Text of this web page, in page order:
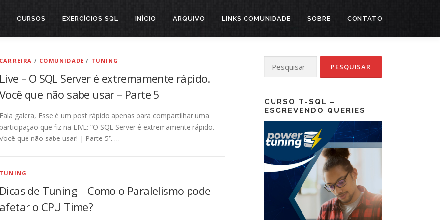
CURSOS EXERCÍCIOS SQL INÍCIO ARQUIVO LINKS COMUNIDADE SOBRE CONTATO
CARREIRA / COMUNIDADE / TUNING
Live – O SQL Server é extremamente rápido.
Você que não sabe usar – Parte 5
Fala galera, Esse é um post rápido apenas para compartilhar uma
participação que fiz na LIVE: “O SQL Server é extremamente rápido.
Você que não sabe usar! | Parte 5”. …
TUNING
Dicas de Tuning – Como o Paralelismo pode
afetar o CPU Time?
por:
CURSO T-SQL –
ESCREVENDO QUERIES